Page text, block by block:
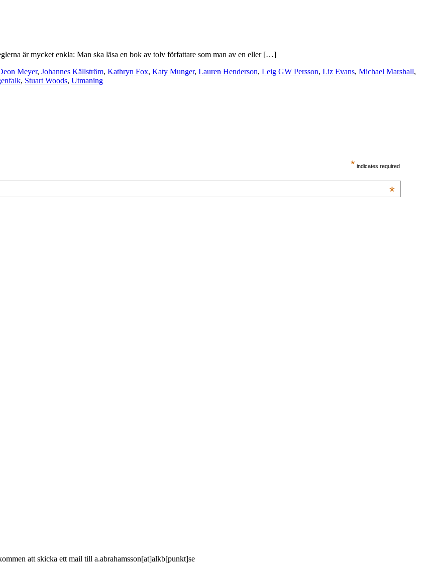
är mycket enkla: Man ska läsa en bok av tolv författare som man av en eller […]
Meyer, Johannes Källström, Kathryn Fox, Katy Munger, Lauren Henderson, Leig GW Persson, Liz Evans, Michael Marshall,
, Stuart Woods, Utmaning
* indicates required
*
att skicka ett mail till a.abrahamsson[at]alkb[punkt]se